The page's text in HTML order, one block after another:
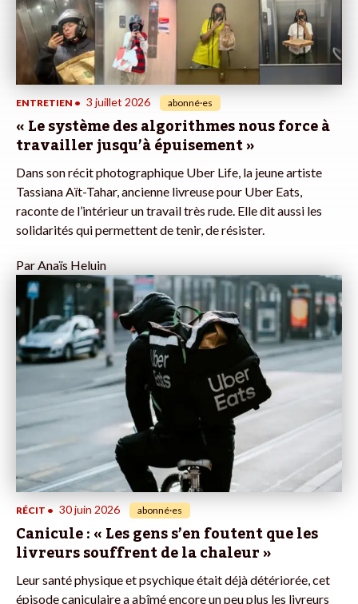
ENTRETIEN • 3 juillet 2026 abonné·es
« Le système des algorithmes nous force à
travailler jusqu’à épuisement »
Dans son récit photographique Uber Life, la jeune artiste
Tassiana Aït-Tahar, ancienne livreuse pour Uber Eats,
raconte de l’intérieur un travail très rude. Elle dit aussi les
solidarités qui permettent de tenir, de résister.
ParAnaïs Heluin
RÉCIT • 30 juin 2026 abonné·es
Canicule : « Les gens s’en foutent que les
livreurs souffrent de la chaleur »
Leur santé physique et psychique était déjà détériorée, cet
épisode caniculaire a abîmé encore un peu plus les livreurs